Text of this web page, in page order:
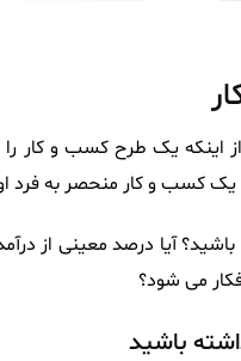
یک طرح کسب و کار را
یک کسب و کار منحصر به فرد
آیا درصد معینی از
می شود؟
باشید